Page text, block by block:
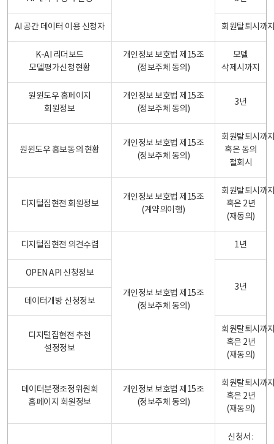
AI 공간 데이터 이용 신청자 회원탈퇴시까
K-AI 리더보드
모델평가신청현황
개인정보 보호법 제15조
(정보주체 동의)
모델
삭제시까지
원윈도우 홈페이지
회원정보
개인정보 보호법 제15조
(정보주체 동의)
3년
원윈도우 홍보동의 현황
개인정보 보호법 제15조
(정보주체 동의)
회원탈퇴시까
혹은 동의
철회시
디지털집현전 회원정보
개인정보 보호법 제15조
(계약의이행)
회원탈퇴시까
혹은 2년
(재동의)
디지털집현전 의견수렴
개인정보 보호법 제15조
(정보주체 동의)
1년
OPEN API 신청정보
3년
데이터개방 신청정보
디지털집현전 추천
설정정보
회원탈퇴시까
혹은 2년
(재동의)
데이터분쟁조정위원회
홈페이지 회원정보
개인정보 보호법 제15조
(정보주체 동의)
회원탈퇴시까
혹은 2년
(재동의)
신청서 :